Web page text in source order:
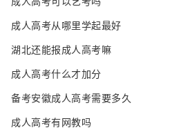
成人高考从哪里学起最好
湖北还能报成人高考嘛
成人高考什么才加分
备考安徽成人高考需要多久
成人高考有网教吗